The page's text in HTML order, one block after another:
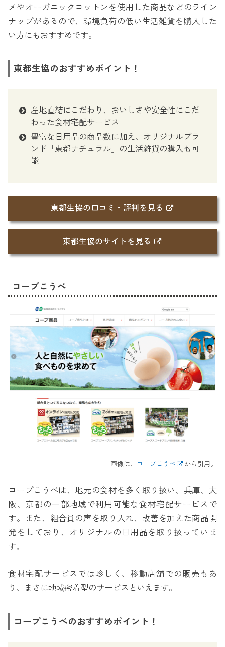
メやオーガニックコットンを使用した商品などのライン
ナップがあるので、環境負荷の低い生活雑貨を購入した
い方にもおすすめです。
東都生協のおすすめポイント！
産地直結にこだわり、おいしさや安全性にこだ
わった食材宅配サービス
豊富な日用品の商品数に加え、オリジナルブラ
ンド「東都ナチュラル」の生活雑貨の購入も可
能
東都生協の口コミ・評判を見る
東都生協のサイトを見る
コープこうべ
画像は、 コープこうべ から引用。
コープこうべは、地元の食材を多く取り扱い、兵庫、大
阪、京都の一部地域で利用可能な食材宅配サービスで
す。また、組合員の声を取り入れ、改善を加えた商品開
発をしており、オリジナルの日用品を取り扱っていま
す。
食材宅配サービスでは珍しく、移動店舗での販売もあ
り、まさに地域密着型のサービスといえます。
コープこうべのおすすめポイント！